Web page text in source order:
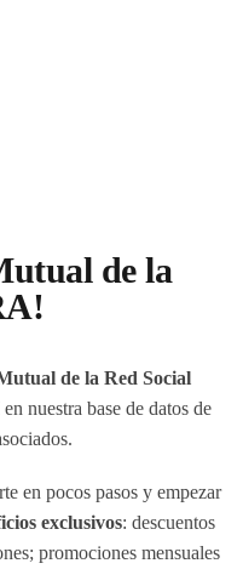
de la
de la Red Social
nuestra base de datos de
en pocos pasos y empezar
exclusivos: descuentos
promociones mensuales